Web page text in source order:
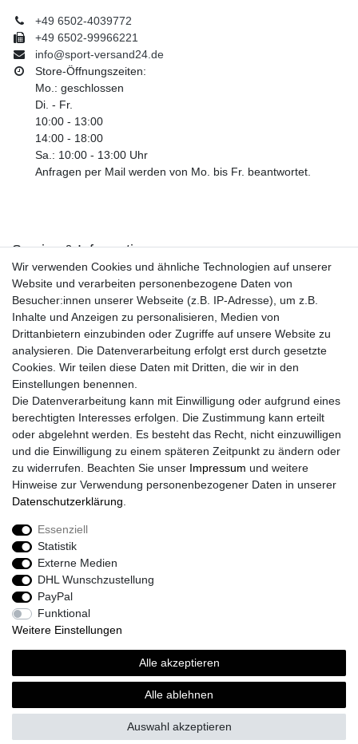
+49 6502-4039772
+49 6502-99966221
info@sport-versand24.de
Store-Öffnungszeiten:
Mo.: geschlossen
Di. - Fr.
10:00 - 13:00
14:00 - 18:00
Sa.: 10:00 - 13:00 Uhr
Anfragen per Mail werden von Mo. bis Fr. beantwortet.
Service & Informationen
Kontakt
Retouren
Widerrufsrecht
Widerrufs­formular
Impressum
Daten­schutz­erklärung
AGB
Größentabelle
Kataloge
Barrierefreiheitserklärung
Sicherheitsinformationen
Zahlung und Versand
Sport-Versand24 Community
Sport-Versand24 Team Fan-Shop´s & Partner
Wir verwenden Cookies und ähnliche Technologien auf unserer
Website und verarbeiten personenbezogene Daten von
Besucher:innen unserer Webseite (z.B. IP-Adresse), um z.B.
Inhalte und Anzeigen zu personalisieren, Medien von
Drittanbietern einzubinden oder Zugriffe auf unsere Website zu
analysieren. Die Datenverarbeitung erfolgt erst durch gesetzte
Cookies. Wir teilen diese Daten mit Dritten, die wir in den
Einstellungen benennen.
Die Datenverarbeitung kann mit Einwilligung oder aufgrund eines
berechtigten Interesses erfolgen. Die Zustimmung kann erteilt
oder abgelehnt werden. Es besteht das Recht, nicht einzuwilligen
und die Einwilligung zu einem späteren Zeitpunkt zu ändern oder
zu widerrufen. Beachten Sie unser Impressum und weitere
Hinweise zur Verwendung personenbezogener Daten in unserer
Daten­schutz­erklärung
Essenziell
Statistik
Externe Medien
DHL Wunschzustellung
PayPal
Funktional
Weitere Einstellungen
Alle akzeptieren
Alle ablehnen
Auswahl akzeptieren